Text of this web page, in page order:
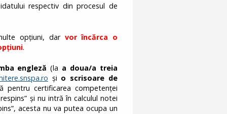
respectiv din procesul de
opțiuni, dar vor încărca o
.
engleză (la a doua/a treia
și o scrisoare de
pentru certificarea competenței
și nu intră în calculul notei
acesta nu va putea ocupa un